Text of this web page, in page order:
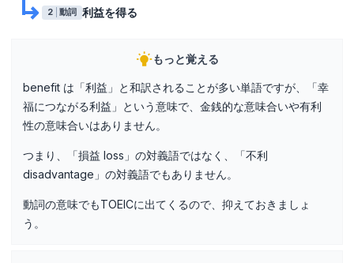
2 動詞 利益を得る
もっと覚える
benefit は「利益」と和訳されることが多い単語ですが、「幸
福につながる利益」という意味で、金銭的な意味合いや有利
性の意味合いはありません。
つまり、「損益 loss」の対義語ではなく、「不利
disadvantage」の対義語でもありません。
動詞の意味でもTOEICに出てくるので、抑えておきましょ
う。